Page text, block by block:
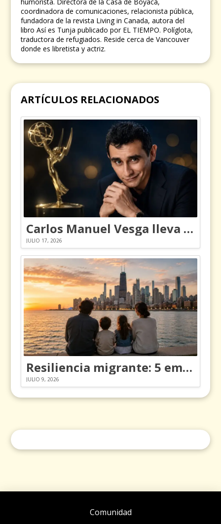
coordinadora de comunicaciones, relacionista pública,
fundadora de la revista Living in Canada, autora del
libro Así es Tunja publicado por EL TIEMPO. Políglota,
traductora de refugiados. Reside cerca de Vancouver
donde es libretista y actriz.
ARTÍCULOS RELACIONADOS
Carlos Manuel Vesga lleva el nombre de Colombia a los Emmy
JULIO 17, 2026
Resiliencia migrante: 5 emociones y cómo gestionarlas
JULIO 9, 2026
Comunidad